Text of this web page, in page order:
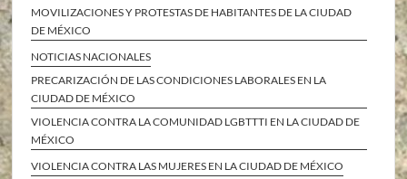
MOVILIZACIONES Y PROTESTAS DE HABITANTES DE LA CIUDAD
DE MÉXICO
NOTICIAS NACIONALES
PRECARIZACIÓN DE LAS CONDICIONES LABORALES EN LA
CIUDAD DE MÉXICO
VIOLENCIA CONTRA LA COMUNIDAD LGBTTTI EN LA CIUDAD DE
MÉXICO
VIOLENCIA CONTRA LAS MUJERES EN LA CIUDAD DE MÉXICO